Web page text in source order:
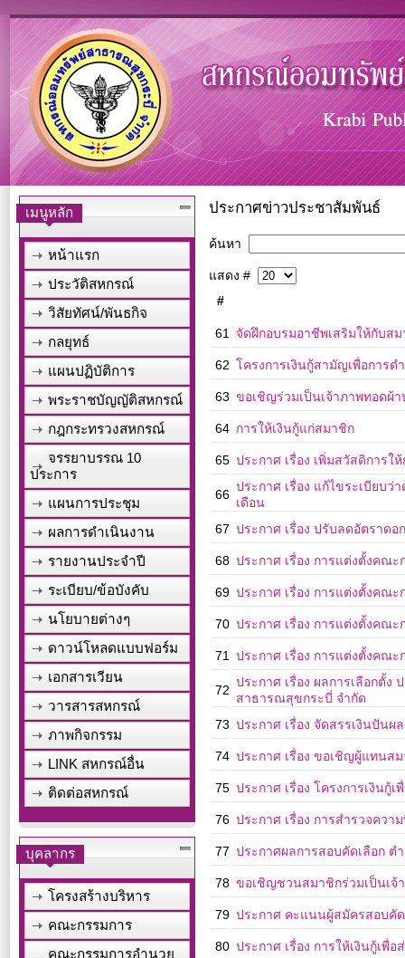
เมนูหลัก
หน้าแรก
ประวัติสหกรณ์
วิสัยทัศน์/พันธกิจ
กลยุทธ์
แผนปฏิบัติการ
พระราชบัญญัติสหกรณ์
กฎกระทรวงสหกรณ์
จรรยาบรรณ 10
ประการ
แผนการประชุม
ผลการดำเนินงาน
รายงานประจำปี
ระเบียบ/ข้อบังคับ
นโยบายต่างๆ
ดาวน์โหลดแบบฟอร์ม
เอกสารเวียน
วารสารสหกรณ์
ภาพกิจกรรม
LINK สหกรณ์อื่น
ติดต่อสหกรณ์
บุคลากร
โครงสร้างบริหาร
คณะกรรมการ
คณะกรรมการอำนวย
ประกาศข่าวประชาสัมพันธ์
ค้นหา
แสดง #
#
61 จัดฝึกอบรมอาชีพเสริมให้กับส
62 โครงการเงินกู้สามัญเพื่อการด
63 ขอเชิญร่วมเป็นเจ้าภาพทอดผ้
64 การให้เงินกู้แก่สมาชิก
65 ประกาศ เรื่อง เพิ่มสวัสดิการ
66
ประกาศ เรื่อง แก้ไขระเบียบ
เดือน
67 ประกาศ เรื่อง ปรับลดอัตราดอ
68 ประกาศ เรื่อง การแต่งตั้งคณะ
69 ประกาศ เรื่อง การแต่งตั้งคณ
70 ประกาศ เรื่อง การแต่งตั้งคณ
71 ประกาศ เรื่อง การแต่งตั้งคณ
72
ประกาศ เรื่อง ผลการเลือกตั้
สาธารณสุขกระบี่ จำกัด
73 ประกาศ เรื่อง จัดสรรเงินปัน
74 ประกาศ เรื่อง ขอเชิญผู้แทนส
75 ประกาศ เรื่อง โครงการเงินกู้
76 ประกาศ เรื่อง การสำรวจคว
77 ประกาศผลการสอบคัดเลือก ต
78 ขอเชิญชวนสมาชิกร่วมเป็นเจ้
79 ประกาศ คะแนนผู้สมัครสอบคัด
80 ประกาศ เรื่อง การให้เงินกู้เพื่